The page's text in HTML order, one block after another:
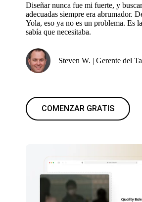
Diseñar nunca fue mi fuerte, y
adecuadas siempre era abrumador.
Yola, eso ya no es un problema. Es
sabía que necesitaba.
Steven W. | Gerente del
COMENZAR GRATIS